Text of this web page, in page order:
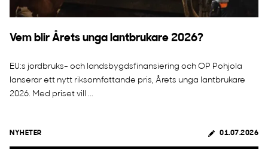
Vem blir Årets unga lantbrukare 2026?
EU:s jordbruks- och landsbygdsfinansiering och OP Pohjola
lanserar ett nytt riksomfattande pris, Årets unga lantbrukare
2026. Med priset vill ...
NYHETER 01.07.2026